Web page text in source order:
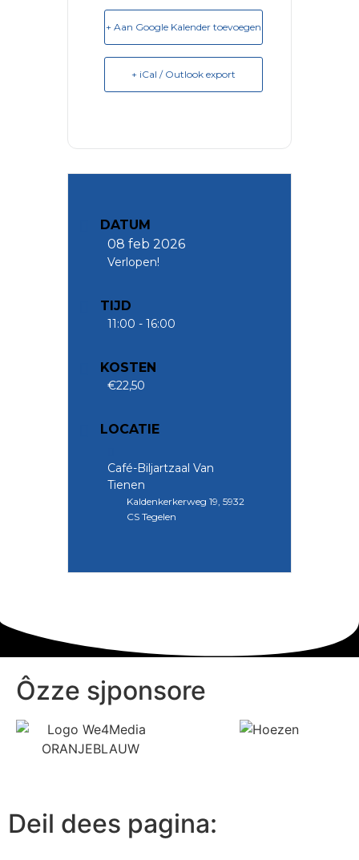
+ Aan Google Kalender toevoegen
+ iCal / Outlook export
DATUM
08 feb 2026
Verlopen!
TIJD
11:00 - 16:00
KOSTEN
€22,50
LOCATIE
Café-Biljartzaal Van
Tienen
Kaldenkerkerweg 19, 5932
CS Tegelen
Ôzze sjponsore
Deil dees pagina: